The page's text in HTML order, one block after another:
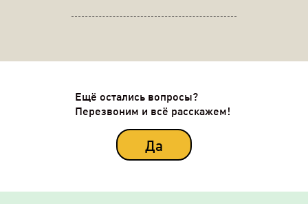
Ещё остались вопросы?
Перезвоним и всё расскажем!
Да